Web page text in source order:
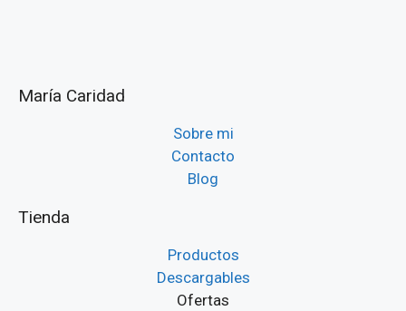
María Caridad
Sobre mi
Contacto
Blog
Tienda
Productos
Descargables
Ofertas